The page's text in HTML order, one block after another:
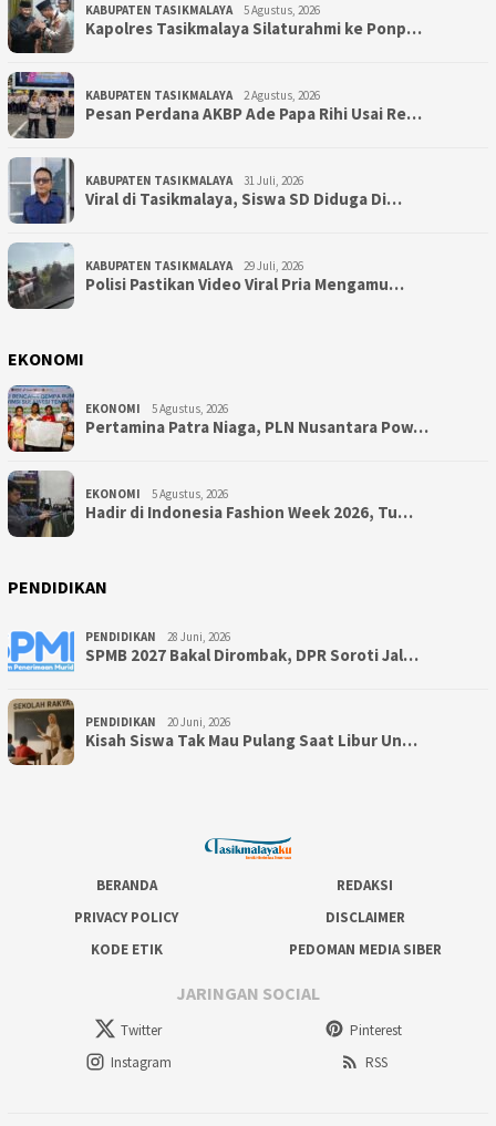
KABUPATEN TASIKMALAYA 5 Agustus, 2026
Kapolres Tasikmalaya Silaturahmi ke Ponp…
KABUPATEN TASIKMALAYA 2 Agustus, 2026
Pesan Perdana AKBP Ade Papa Rihi Usai Re…
KABUPATEN TASIKMALAYA 31 Juli, 2026
Viral di Tasikmalaya, Siswa SD Diduga Di…
KABUPATEN TASIKMALAYA 29 Juli, 2026
Polisi Pastikan Video Viral Pria Mengamu…
EKONOMI
EKONOMI 5 Agustus, 2026
Pertamina Patra Niaga, PLN Nusantara Pow…
EKONOMI 5 Agustus, 2026
Hadir di Indonesia Fashion Week 2026, Tu…
PENDIDIKAN
PENDIDIKAN 28 Juni, 2026
SPMB 2027 Bakal Dirombak, DPR Soroti Jal…
PENDIDIKAN 20 Juni, 2026
Kisah Siswa Tak Mau Pulang Saat Libur Un…
BERANDA
REDAKSI
PRIVACY POLICY
DISCLAIMER
KODE ETIK
PEDOMAN MEDIA SIBER
JARINGAN SOCIAL
Twitter
Pinterest
Instagram
RSS